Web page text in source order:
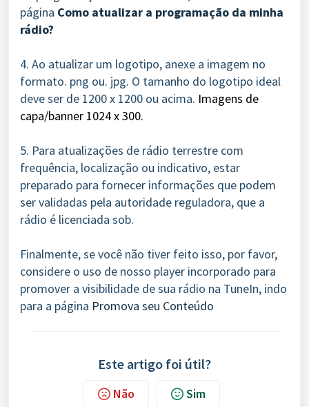
página Como atualizar a programação da minha
rádio?
4. Ao atualizar um logotipo, anexe a imagem no
formato. png ou. jpg. O tamanho do logotipo ideal
deve ser de 1200 x 1200 ou acima. Imagens de
capa/banner 1024 x 300.
5. Para atualizações de rádio terrestre com
frequência, localização ou indicativo, estar
preparado para fornecer informações que podem
ser validadas pela autoridade reguladora, que a
rádio é licenciada sob.
Finalmente, se você não tiver feito isso, por favor,
considere o uso de nosso player incorporado para
promover a visibilidade de sua rádio na TuneIn, indo
para a página Promova seu Conteúdo
Este artigo foi útil?
Não Sim